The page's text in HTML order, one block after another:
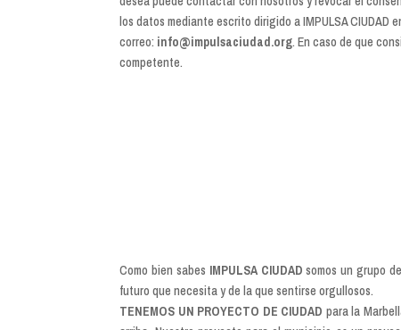
los datos mediante escrito dirigido a IMPULSA CIUDAD
correo: info@impulsaciudad.org. En caso de que
competente.
Como bien sabes IMPULSA CIUDAD somos un grupo
futuro que necesita y de la que sentirse orgullosos.
TENEMOS UN PROYECTO DE CIUDAD para la